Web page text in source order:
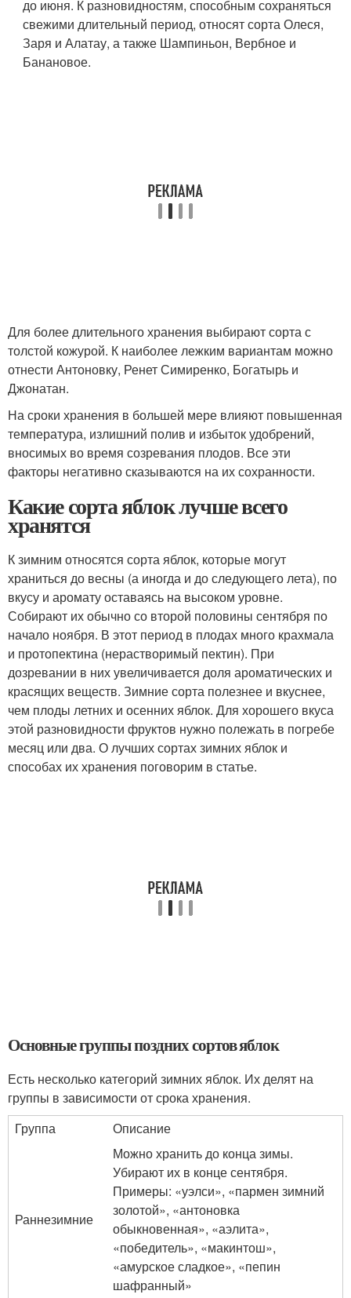
до июня. К разновидностям, способным сохраняться
свежими длительный период, относят сорта Олеся,
Заря и Алатау, а также Шампиньон, Вербное и
Банановое.
Для более длительного хранения выбирают сорта с
толстой кожурой. К наиболее лежким вариантам можно
отнести Антоновку, Ренет Симиренко, Богатырь и
Джонатан.
На сроки хранения в большей мере влияют повышенная
температура, излишний полив и избыток удобрений,
вносимых во время созревания плодов. Все эти
факторы негативно сказываются на их сохранности.
Какие сорта яблок лучше всего
хранятся
К зимним относятся сорта яблок, которые могут
храниться до весны (а иногда и до следующего лета), по
вкусу и аромату оставаясь на высоком уровне.
Собирают их обычно со второй половины сентября по
начало ноября. В этот период в плодах много крахмала
и протопектина (нерастворимый пектин). При
дозревании в них увеличивается доля ароматических и
красящих веществ. Зимние сорта полезнее и вкуснее,
чем плоды летних и осенних яблок. Для хорошего вкуса
этой разновидности фруктов нужно полежать в погребе
месяц или два. О лучших сортах зимних яблок и
способах их хранения поговорим в статье.
Основные группы поздних сортов яблок
Есть несколько категорий зимних яблок. Их делят на
группы в зависимости от срока хранения.
Группа
Описание
Раннезимние
Можно хранить до конца зимы.
Убирают их в конце сентября.
Примеры: «уэлси», «пармен зимний
золотой», «антоновка
обыкновенная», «аэлита»,
«победитель», «макинтош»,
«амурское сладкое», «пепин
шафранный»